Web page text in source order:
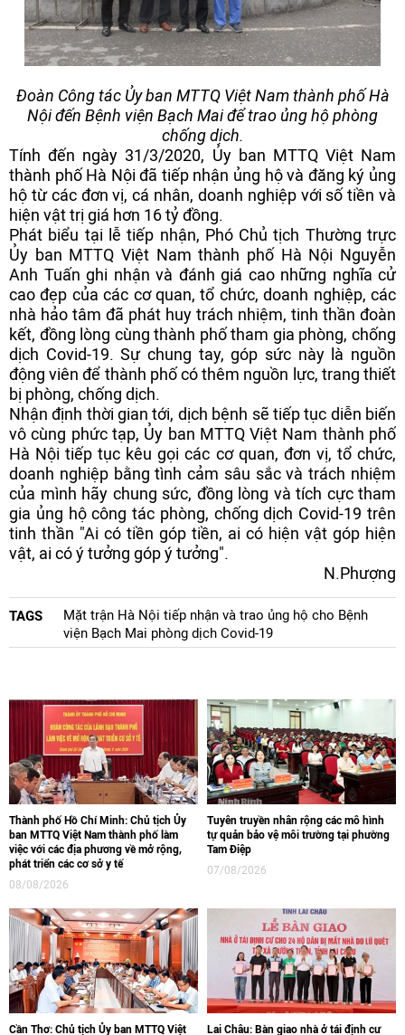
Đoàn Công tác Ủy ban MTTQ Việt Nam thành phố Hà
Nội đến Bệnh viện Bạch Mai để trao ủng hộ phòng
chống dịch.
Tính đến ngày 31/3/2020, Ủy ban MTTQ Việt Nam
thành phố Hà Nội đã tiếp nhận ủng hộ và đăng ký ủng
hộ từ các đơn vị, cá nhân, doanh nghiệp với số tiền và
hiện vật trị giá hơn 16 tỷ đồng.
Phát biểu tại lễ tiếp nhận, Phó Chủ tịch Thường trực
Ủy ban MTTQ Việt Nam thành phố Hà Nội Nguyễn
Anh Tuấn ghi nhận và đánh giá cao những nghĩa cử
cao đẹp của các cơ quan, tổ chức, doanh nghiệp, các
nhà hảo tâm đã phát huy trách nhiệm, tinh thần đoàn
kết, đồng lòng cùng thành phố tham gia phòng, chống
dịch Covid-19. Sự chung tay, góp sức này là nguồn
động viên để thành phố có thêm nguồn lực, trang thiết
bị phòng, chống dịch.
Nhận định thời gian tới, dịch bệnh sẽ tiếp tục diễn biến
vô cùng phức tạp, Ủy ban MTTQ Việt Nam thành phố
Hà Nội tiếp tục kêu gọi các cơ quan, đơn vị, tổ chức,
doanh nghiệp bằng tình cảm sâu sắc và trách nhiệm
của mình hãy chung sức, đồng lòng và tích cực tham
gia ủng hộ công tác phòng, chống dịch Covid-19 trên
tinh thần "Ai có tiền góp tiền, ai có hiện vật góp hiện
vật, ai có ý tưởng góp ý tưởng".
N.Phượng
TAGS
Mặt trận Hà Nội tiếp nhận và trao ủng hộ cho Bệnh
viện Bạch Mai phòng dịch Covid-19
Thành phố Hồ Chí Minh: Chủ tịch Ủy
ban MTTQ Việt Nam thành phố làm
việc với các địa phương về mở rộng,
phát triển các cơ sở y tế
08/08/2026
Tuyên truyền nhân rộng các mô hình
tự quản bảo vệ môi trường tại phường
Tam Điệp
07/08/2026
Cần Thơ: Chủ tịch Ủy ban MTTQ Việt Lai Châu: Bàn giao nhà ở tái định cư